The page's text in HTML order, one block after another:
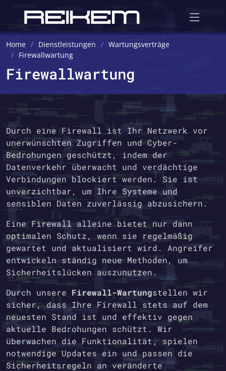
Home Dienstleistungen
Wartungsverträge
Firewallwartung
Firewallwartung
Durch eine Firewall ist Ihr Netzwerk vor
unerwünschten Zugriffen und Cyber-
Bedrohungen geschützt, indem der
Datenverkehr überwacht und verdächtige
Verbindungen blockiert werden. Sie ist
unverzichtbar, um Ihre Systeme und
sensiblen Daten zuverlässig abzusichern.
Eine Firewall alleine bietet nur dann
optimalen Schutz, wenn sie regelmäßig
gewartet und aktualisiert wird. Angreifer
entwickeln ständig neue Methoden, um
Sicherheitslücken auszunutzen.
Durch unsere Firewall-Wartungstellen wir
sicher, dass Ihre Firewall stets auf dem
neuesten Stand ist und effektiv gegen
aktuelle Bedrohungen schützt. Wir
überwachen die Funktionalität, spielen
notwendige Updates ein und passen die
Sicherheitsregeln an veränderte